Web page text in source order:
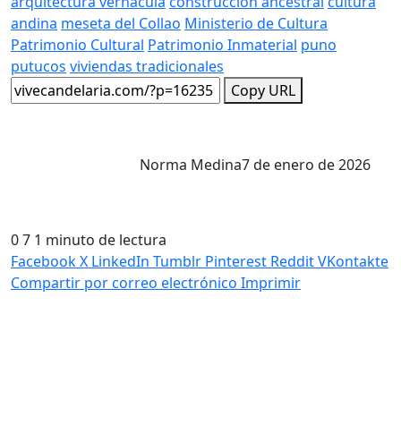
andina meseta del Collao Ministerio de Cultura
Patrimonio Cultural Patrimonio Inmaterial puno
putucos viviendas tradicionales
Copy URL
Norma Medina7 de enero de 2026
07 1 minuto de lectura
FacebookX LinkedIn Tumblr Pinterest RedditVKontakte
Compartir por correo electrónico Imprimir